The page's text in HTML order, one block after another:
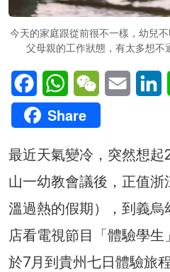
今天的家庭跟從前很不一樣，幼兒
父母親的工作狀態，有太多想不
FacebookWhatsAppWeChatEmail
Share
最近天氣變冷，突然想起
山一幼教會議後，正值
溫過熱的假期），到義
店看電視節目「體驗學
於7月到貴州七日體驗旅